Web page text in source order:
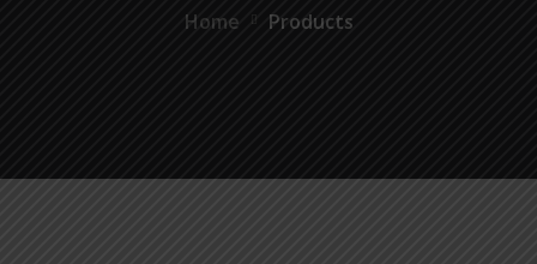
Home Products